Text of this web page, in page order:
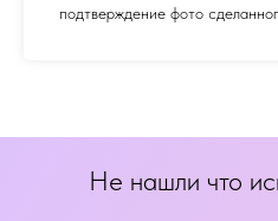
подтверждение фото
Не нашли что